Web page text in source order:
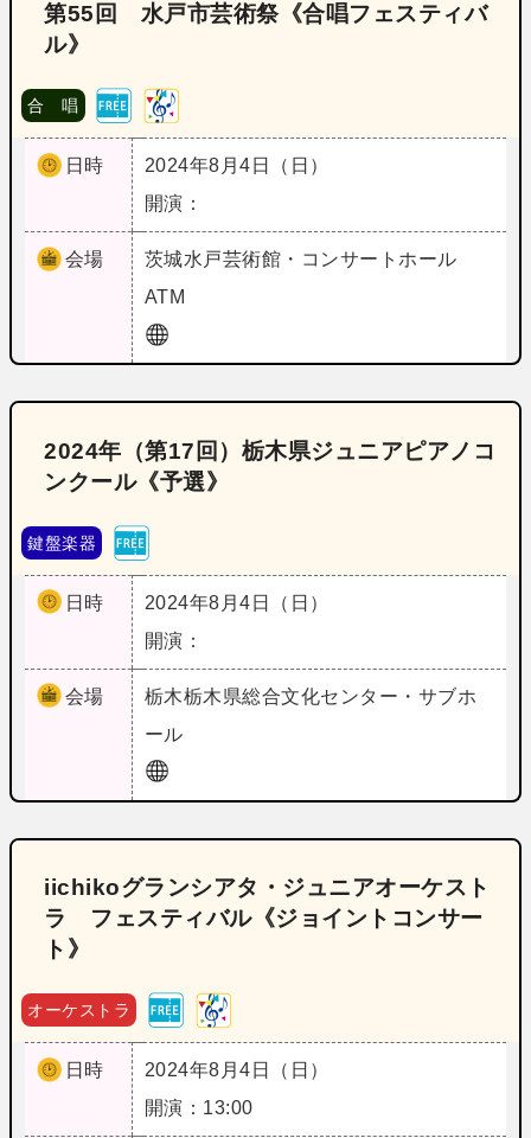
第55回 水戸市芸術祭《合唱フェスティバ
ル》
合 唱
日時
2024年8月4日（日）
開演：
会場 茨城水戸芸術館・コンサートホール
ATM
2024年（第17回）栃木県ジュニアピアノコ
ンクール《予選》
鍵盤楽器
日時
2024年8月4日（日）
開演：
会場 栃木栃木県総合文化センター・サブホ
ール
iichikoグランシアタ・ジュニアオーケスト
ラ フェスティバル《ジョイントコンサー
ト》
オーケストラ
日時
2024年8月4日（日）
開演：13:00